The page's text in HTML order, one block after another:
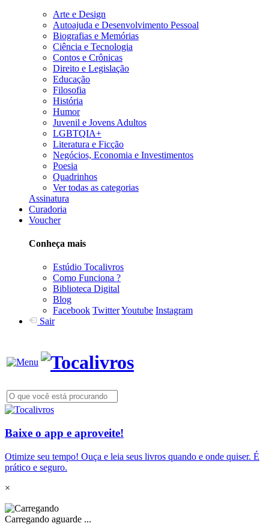
Arte e Design
Autoajuda e Desenvolvimento Pessoal
Biografias e Memórias
Ciência e Tecnologia
Contos e Crônicas
Direito e Legislação
Educação
Filosofia
História
Humor
Juvenil e Jovens Adultos
LGBTQIA+
Literatura e Ficção
Negócios, Economia e Investimentos
Poesia
Quadrinhos
Ver todas as categorias
Assinatura
Curadoria
Voucher
Conheça mais
Estúdio Tocalivros
Como Funciona ?
Biblioteca Digital
Blog
Facebook TwitterYoutube Instagram
Sair
Baixe o app e aproveite!
Otimize seu tempo! Ouça e leia seus livros quando e onde quiser. É
prático e seguro.
×
Carregando aguarde ...